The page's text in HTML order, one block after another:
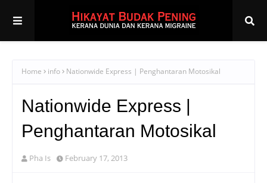
Home info Nationwide Express | Penghantaran Motosikal
Nationwide Express |
Penghantaran Motosikal
Pha Is February 17, 2013